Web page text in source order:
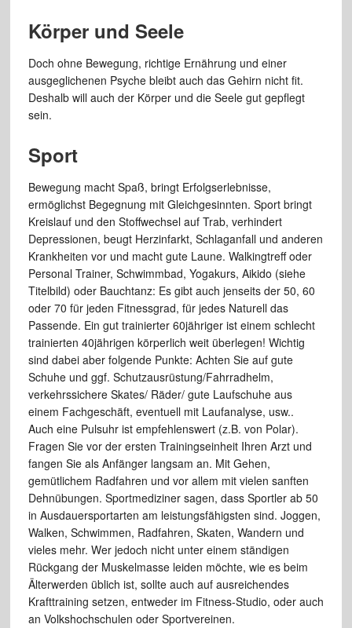
Körper und Seele
Doch ohne Bewegung, richtige Ernährung und einer
ausgeglichenen Psyche bleibt auch das Gehirn nicht fit.
Deshalb will auch der Körper und die Seele gut gepflegt
sein.
Sport
Bewegung macht Spaß, bringt Erfolgserlebnisse,
ermöglichst Begegnung mit Gleichgesinnten. Sport bringt
Kreislauf und den Stoffwechsel auf Trab, verhindert
Depressionen, beugt Herzinfarkt, Schlaganfall und anderen
Krankheiten vor und macht gute Laune. Walkingtreff oder
Personal Trainer, Schwimmbad, Yogakurs, Aikido (siehe
Titelbild) oder Bauchtanz: Es gibt auch jenseits der 50, 60
oder 70 für jeden Fitnessgrad, für jedes Naturell das
Passende. Ein gut trainierter 60jähriger ist einem schlecht
trainierten 40jährigen körperlich weit überlegen! Wichtig
sind dabei aber folgende Punkte: Achten Sie auf gute
Schuhe und ggf. Schutzausrüstung/Fahrradhelm,
verkehrssichere Skates/ Räder/ gute Laufschuhe aus
einem Fachgeschäft, eventuell mit Laufanalyse, usw..
Auch eine Pulsuhr ist empfehlenswert (z.B. von Polar).
Fragen Sie vor der ersten Trainingseinheit Ihren Arzt und
fangen Sie als Anfänger langsam an. Mit Gehen,
gemütlichem Radfahren und vor allem mit vielen sanften
Dehnübungen. Sportmediziner sagen, dass Sportler ab 50
in Ausdauersportarten am leistungsfähigsten sind. Joggen,
Walken, Schwimmen, Radfahren, Skaten, Wandern und
vieles mehr. Wer jedoch nicht unter einem ständigen
Rückgang der Muskelmasse leiden möchte, wie es beim
Älterwerden üblich ist, sollte auch auf ausreichendes
Krafttraining setzen, entweder im Fitness-Studio, oder auch
an Volkshochschulen oder Sportvereinen.